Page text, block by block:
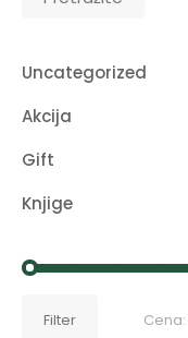
Uncategorized
Akcija
Gift
Knjige
Filter Cena: